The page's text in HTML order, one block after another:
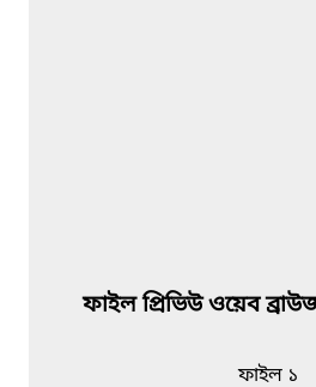
ফাইল প্রিভিউ ওয়েব
ফাইল ১